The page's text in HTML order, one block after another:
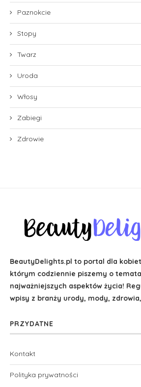
Paznokcie
Stopy
Twarz
Uroda
Włosy
Zabiegi
Zdrowie
BeautyDelights.pl to portal dla
którym codziennie piszemy o
najważniejszych aspektów życia!
wpisy z branży urody, mody,
PRZYDATNE
Kontakt
Polityka prywatności